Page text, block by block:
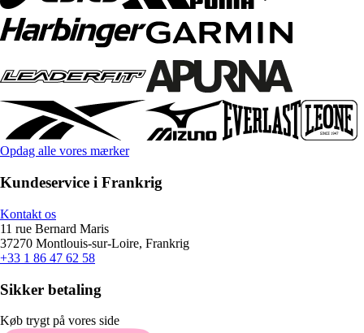
Opdag alle vores mærker
Kundeservice i Frankrig
Kontakt os
11 rue Bernard Maris
37270 Montlouis-sur-Loire, Frankrig
+33 1 86 47 62 58
Sikker betaling
Køb trygt på vores side